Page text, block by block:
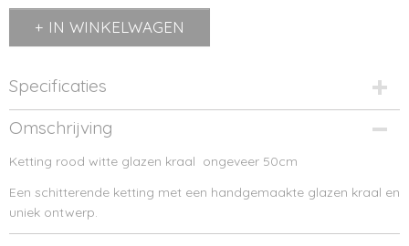
IN WINKELWAGEN
Specificaties
Bruto gewicht
0,45 Kg
Omschrijving
Ketting rood witte glazen kraal ongeveer 50cm
Een schitterende ketting met een handgemaakte glazen kraal en
uniek ontwerp.